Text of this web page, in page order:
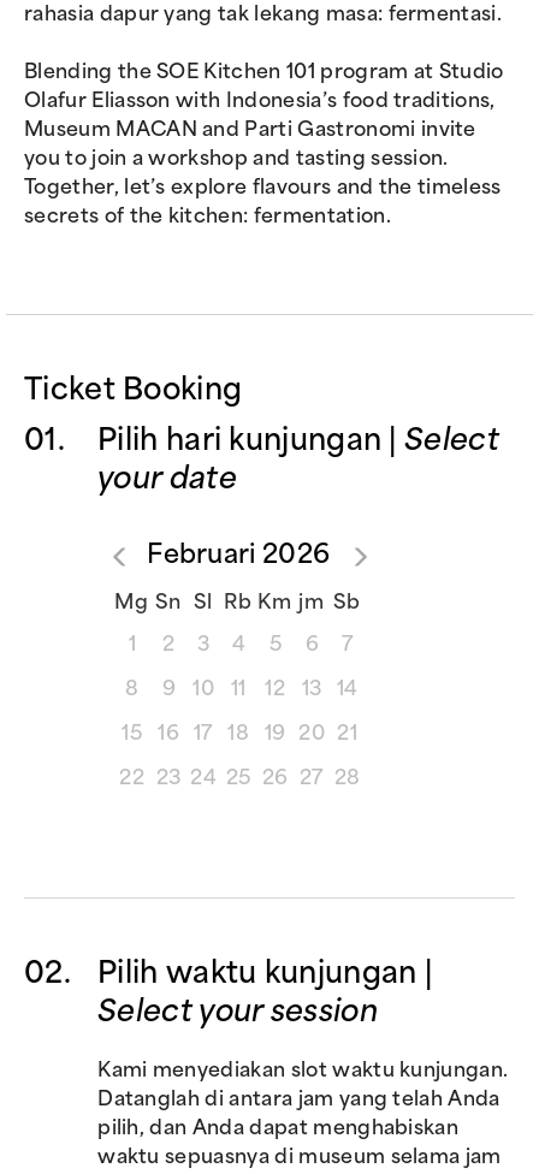
rahasia dapur yang tak lekang masa: fermentasi.
Blending the SOE Kitchen 101 program at Studio
Olafur Eliasson with Indonesia’s food traditions,
Museum MACAN and Parti Gastronomi invite
you to join a workshop and tasting session.
Together, let’s explore flavours and the timeless
secrets of the kitchen: fermentation.
Ticket Booking
01.
Pilih hari kunjungan |Select
your date
Februari 2026
Mg Sn Sl Rb Km jm Sb
1 2 3 4 5 6 7
8 9 10 11 12 13 14
15 16 17 18 19 20 21
22 23 24 25 26 27 28
02.
Pilih waktu kunjungan |
Select your session
Kami menyediakan slot waktu kunjungan.
Datanglah di antara jam yang telah Anda
pilih, dan Anda dapat menghabiskan
waktu sepuasnya di museum selama jam